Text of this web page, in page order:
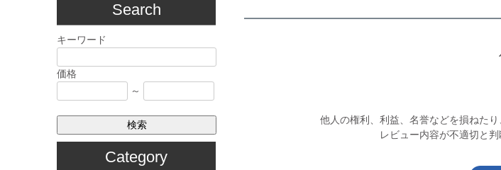
Search
キーワード
価格
～
検索
Category
他人の権利、利益、名誉などを損ねた
レビュー内容が不適切と